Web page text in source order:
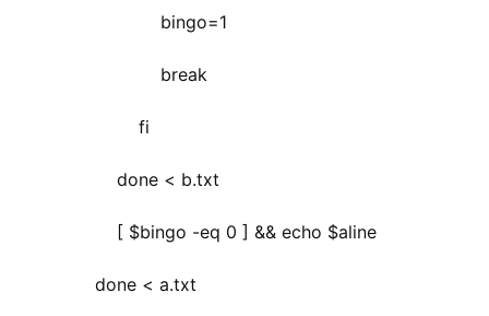
bingo=1
break
fi
done < b.txt
[ $bingo -eq 0 ] && echo $aline
done < a.txt